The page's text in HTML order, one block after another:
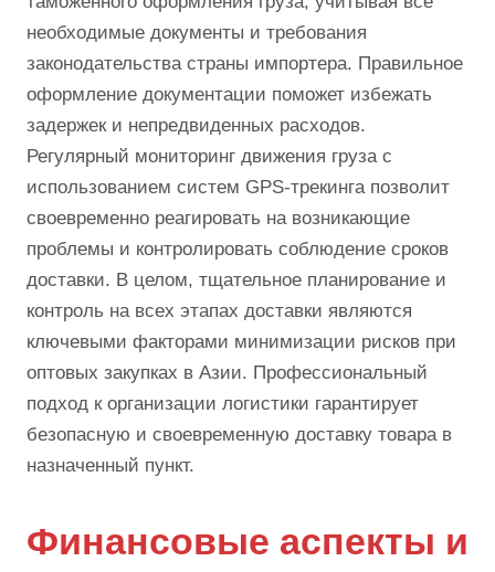
необходимые документы и требования
законодательства страны импортера. Правильное
оформление документации поможет избежать
задержек и непредвиденных расходов.
Регулярный мониторинг движения груза с
использованием систем GPS-трекинга позволит
своевременно реагировать на возникающие
проблемы и контролировать соблюдение сроков
доставки. В целом, тщательное планирование и
контроль на всех этапах доставки являются
ключевыми факторами минимизации рисков при
оптовых закупках в Азии. Профессиональный
подход к организации логистики гарантирует
безопасную и своевременную доставку товара в
назначенный пункт.
Финансовые аспекты и